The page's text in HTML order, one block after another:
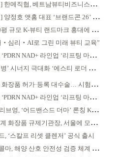
메직협, 베트남뷰티비즈니스협회와 MOU
양정호 앳홈 대표 ‘브랜드콘 26’ 강연
규모 K-뷰티 랜드마크 홍대에 뜬다
‧심리‧AI로 그린 미래 뷰티 교육”
NAD+ 라인업 ‘리프팅 마스크’ 출시
시너지 극대화 ‘에스티 로더 스킨부스터’ 출시
장품 허가·등록 대수술… 시험자료 공용 허용
NAD+ 라인업 ‘리프팅 마스크’ 출시
영, ‘어드밴스드 더마’ 론칭 K더마 육성 박차
화장품 규제기관장, 서울에 모인다
, ‘스칼프 리셋 클렌저’ 공식 출시
마, 해양 산호 안전성 검증 체계 구축